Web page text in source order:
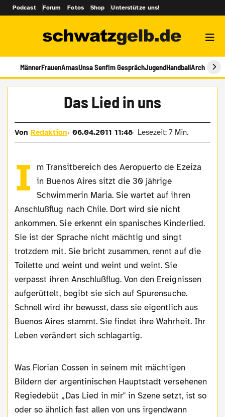
Podcast Forum Fotos Shop Unterstütze uns!
MännerFrauenAmasUnsa SenfIm GesprächJugendHandballArchiv
Das Lied in uns
VonRedaktion 06.04.2011 11:48 Lesezeit: 7 Min.
I
m Transitbereich des Aeropuerto de Ezeiza
in Buenos Aires sitzt die 30 jährige
Schwimmerin Maria. Sie wartet auf ihren
Anschlußflug nach Chile. Dort wird sie nicht
ankommen. Sie erkennt ein spanisches Kinderlied.
Sie ist der Sprache nicht mächtig und singt
trotzdem mit. Sie bricht zusammen, rennt auf die
Toilette und weint und weint und weint. Sie
verpasst ihren Anschlußflug. Von den Ereignissen
aufgerüttelt, begibt sie sich auf Spurensuche.
Schnell wird ihr bewusst, dass sie eigentlich aus
Buenos Aires stammt. Sie findet ihre Wahrheit. Ihr
Leben verändert sich schlagartig.
Was Florian Cossen in seinem mit mächtigen
Bildern der argentinischen Hauptstadt versehenen
Regiedebüt „Das Lied in mir" in Szene setzt, ist so
oder so ähnlich fast allen von uns irgendwann